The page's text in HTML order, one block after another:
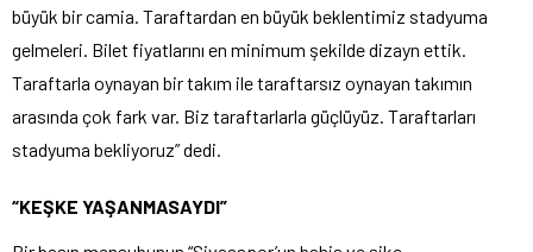
büyük bir camia. Taraftardan en büyük beklentimiz stadyuma
gelmeleri. Bilet fiyatlarını en minimum şekilde dizayn ettik.
Taraftarla oynayan bir takım ile taraftarsız oynayan takımın
arasında çok fark var. Biz taraftarlarla güçlüyüz. Taraftarları
stadyuma bekliyoruz” dedi.
“KEŞKE YAŞANMASAYDI”